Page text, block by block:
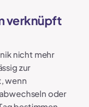
verknüpft
nicht mehr
zur
wenn
oder